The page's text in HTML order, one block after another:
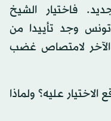
فاختيار الشيخ
وجد تأييدا من
لامتصاص غضب
عليه؟ ولماذا